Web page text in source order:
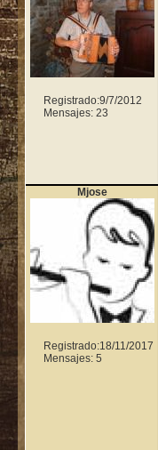
Registrado:9/7/2012
Mensajes: 23
Mjose
Registrado:18/11/2017
Mensajes: 5